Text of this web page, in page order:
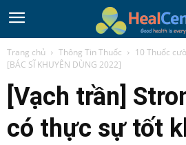
Trang chủ Thông Tin Thuốc
10 Thuốc
[BÁC SĨ KHUYÊN DÙNG 2022]
[Vạch trần]
có thực sự tốt